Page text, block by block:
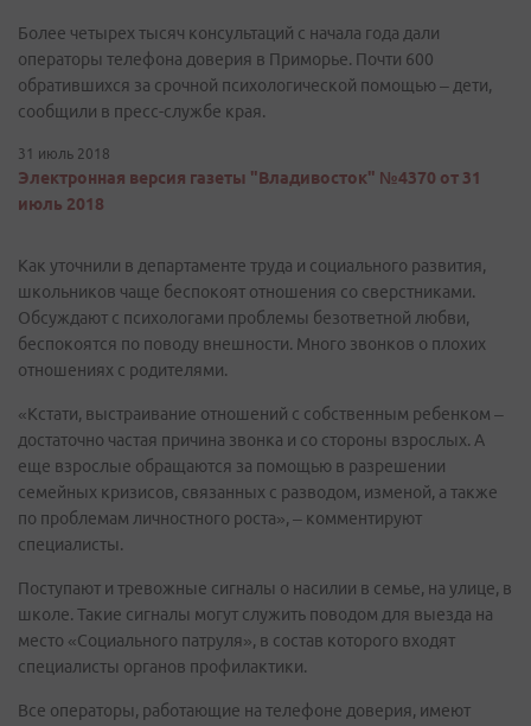
Более четырех тысяч консультаций с начала года дали
операторы телефона доверия в Приморье. Почти 600
обратившихся за срочной психологической помощью – дети,
сообщили в пресс-службе края.
31 июль 2018
Электронная версия газеты "Владивосток" №4370 от 31
июль 2018
Как уточнили в департаменте труда и социального развития,
школьников чаще беспокоят отношения со сверстниками.
Обсуждают с психологами проблемы безответной любви,
беспокоятся по поводу внешности. Много звонков о плохих
отношениях с родителями.
«Кстати, выстраивание отношений с собственным ребенком –
достаточно частая причина звонка и со стороны взрослых. А
еще взрослые обращаются за помощью в разрешении
семейных кризисов, связанных с разводом, изменой, а также
по проблемам личностного роста», – комментируют
специалисты.
Поступают и тревожные сигналы о насилии в семье, на улице, в
школе. Такие сигналы могут служить поводом для выезда на
место «Социального патруля», в состав которого входят
специалисты органов профилактики.
Все операторы, работающие на телефоне доверия, имеют